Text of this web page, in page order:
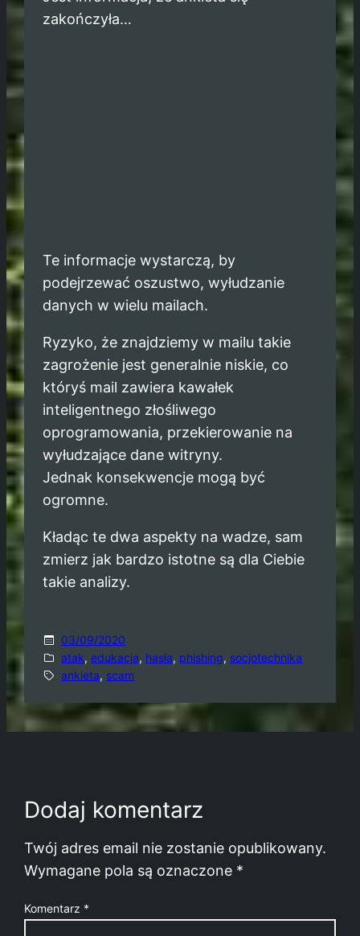
zakończyła…
Te informacje wystarczą, by
podejrzewać oszustwo, wyłudzanie
danych w wielu mailach.
Ryzyko, że znajdziemy w mailu takie
zagrożenie jest generalnie niskie, co
któryś mail zawiera kawałek
inteligentnego złośliwego
oprogramowania, przekierowanie na
wyłudzające dane witryny.
Jednak konsekwencje mogą być
ogromne.
Kładąc te dwa aspekty na wadze, sam
zmierz jak bardzo istotne są dla Ciebie
takie analizy.
03/09/2020
atak, edukacja, hasła, phishing, socjotechnika
ankieta, scam
Dodaj komentarz
Twój adres email nie zostanie opublikowany.
Wymagane pola są oznaczone *
Komentarz *